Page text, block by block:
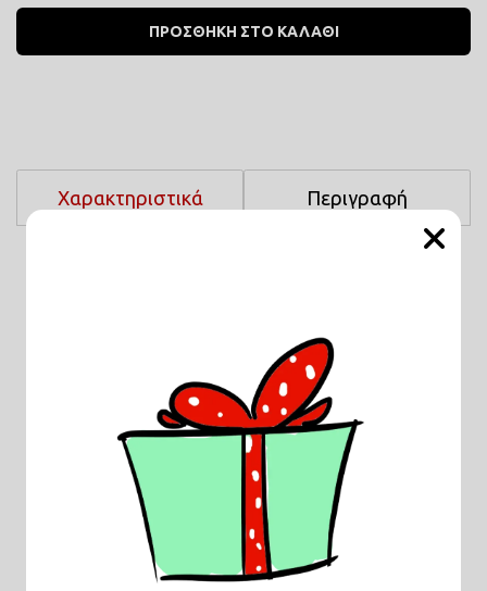
ΠΡΟΣΘΗΚΗ ΣΤΟ ΚΑΛΑΘΙ
Χαρακτηριστικά Περιγραφή
XSmall , Small , Medium ,
Large , XLarge , 2XLarge
, 3XLarge , 4XLarge
Τύπος Μπλούζας : T-shirt
Σχετικά Προϊόντα